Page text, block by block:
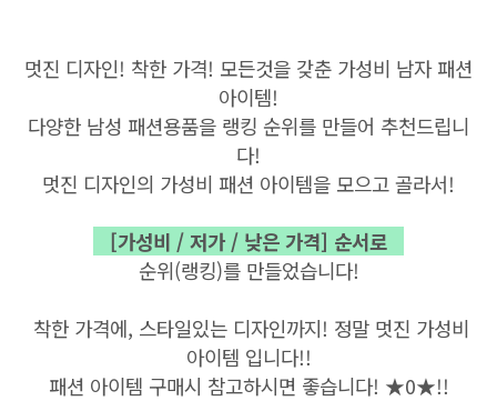
멋진 디자인! 착한 가격! 모든것을 갖춘 가성비 남자 패션
아이템!
다양한 남성 패션용품을 랭킹 순위를 만들어 추천드립니
다!
멋진 디자인의 가성비 패션 아이템을 모으고 골라서!
[가성비 / 저가 / 낮은 가격] 순서로
순위(랭킹)를 만들었습니다!
착한 가격에, 스타일있는 디자인까지! 정말 멋진 가성비
아이템 입니다!!
패션 아이템 구매시 참고하시면 좋습니다! ★0★!!